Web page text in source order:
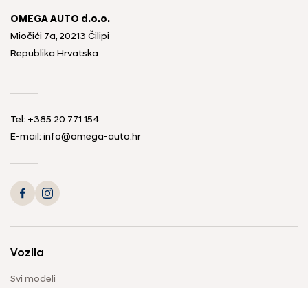
OMEGA AUTO d.o.o.
Miočići 7a, 20213 Čilipi
Republika Hrvatska
Tel: +385 20 771 154
E-mail: info@omega-auto.hr
Vozila
Svi modeli